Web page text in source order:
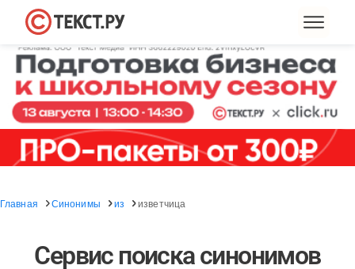
Главная Синонимы из изветчица
Сервис поиска синонимов